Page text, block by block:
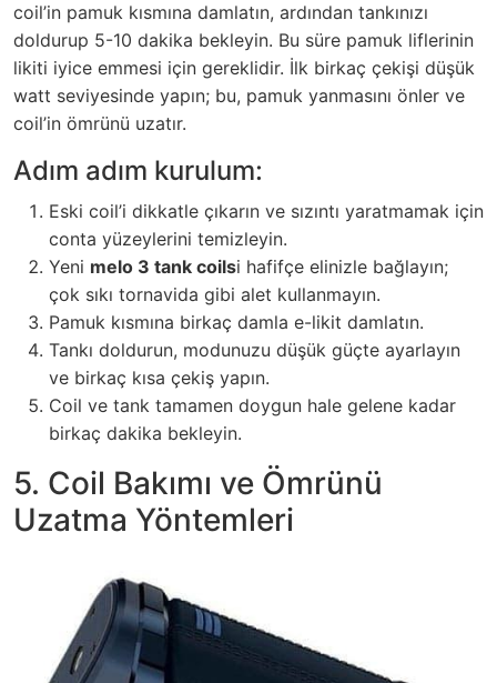
coil’in pamuk kısmına damlatın, ardından tankınızı
doldurup 5-10 dakika bekleyin. Bu süre pamuk liflerinin
likiti iyice emmesi için gereklidir. İlk birkaç çekişi düşük
watt seviyesinde yapın; bu, pamuk yanmasını önler ve
coil’in ömrünü uzatır.
Adım adım kurulum:
Eski coil’i dikkatle çıkarın ve sızıntı yaratmamak için
conta yüzeylerini temizleyin.
Yeni melo 3 tank coilsi hafifçe elinizle bağlayın;
çok sıkı tornavida gibi alet kullanmayın.
Pamuk kısmına birkaç damla e-likit damlatın.
Tankı doldurun, modunuzu düşük güçte ayarlayın
ve birkaç kısa çekiş yapın.
Coil ve tank tamamen doygun hale gelene kadar
birkaç dakika bekleyin.
5. Coil Bakımı ve Ömrünü
Uzatma Yöntemleri